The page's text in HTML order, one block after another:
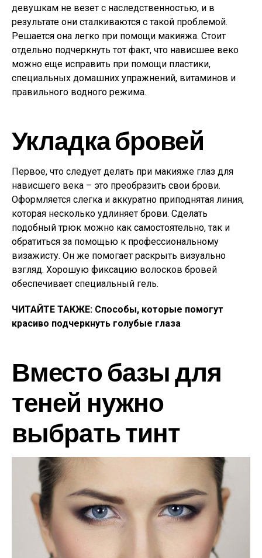
девушкам не везет с наследственностью, и в
результате они сталкиваются с такой проблемой.
Решается она легко при помощи макияжа. Стоит
отдельно подчеркнуть тот факт, что нависшее веко
можно еще исправить при помощи пластики,
специальных домашних упражнений, витаминов и
правильного водного режима.
Укладка бровей
Первое, что следует делать при макияже глаз для
нависшего века – это преобразить свои брови.
Оформляется слегка и аккуратно приподнятая линия,
которая несколько удлиняет брови. Сделать
подобный трюк можно как самостоятельно, так и
обратиться за помощью к профессиональному
визажисту. Он же помогает раскрыть визуально
взгляд. Хорошую фиксацию волосков бровей
обеспечивает специальный гель.
ЧИТАЙТЕ ТАКЖЕ: Способы, которые помогут
красиво подчеркнуть голубые глаза
Вместо базы для
теней нужно
выбрать тинт